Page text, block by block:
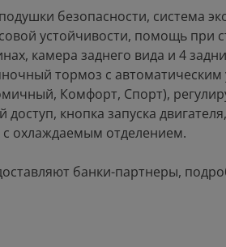
безопасности, система
устойчивости, помощь при
камера заднего вида и 4
тормоз с
Комфорт, Спорт),
доступ, кнопка запуска
охлаждаемым отделением.
банки-партнеры,